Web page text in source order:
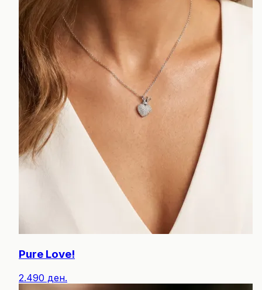
Pure Love!
2.490 ден.